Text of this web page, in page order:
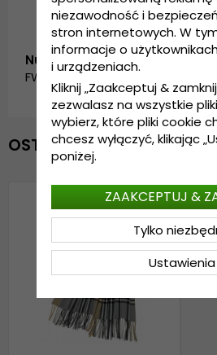
Numer artykułu:
FW_SC-5085-B_GREY
OSTATNIO OGLĄDANE
niezawodność i
stron internetowych. W
informacje o
i urządzeniach.
Kliknij „Zaakceptuj &
zezwalasz na wszystkie
wybierz, które pliki cookie
chcesz wyłączyć, klikając
poniżej.
Ustawienia
Tylko
ZAAKCEPTUJ &